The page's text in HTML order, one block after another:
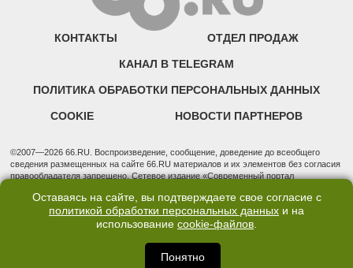
КОНТАКТЫ ОТДЕЛ ПРОДАЖ
КАНАЛ В TELEGRAM
ПОЛИТИКА ОБРАБОТКИ ПЕРСОНАЛЬНЫХ ДАННЫХ
COOKIE НОВОСТИ ПАРТНЕРОВ
©2007—2026 66.RU. Воспроизведение, сообщение, доведение до всеобщего
сведения размещенных на сайте 66.RU материалов и их элементов без согласия
правообладателя запрещено. Сетевое издание «Современный портал
надзору в сфере связи, информационных технологий и массовых коммуникаций
(Роскомнадзор). Регистрационный номер ЭЛ № ФС 77 - 76634 от 02.09.2019
Учредитель: Общество с ограниченной ответственностью "66.ру". Юридический
3, оф. 7015 Фактический адрес редакции и отдела продаж: 620014, Свердловская
обл., г. Екатеринбург, ул. Бориса Ельцина, д. 3, оф. 7015, +7 (343) 288-50-66
Оставаясь на сайте, вы подтверждаете свое согласие с
политикой обработки персональных данных и на
использование cookie-файлов.
Понятно